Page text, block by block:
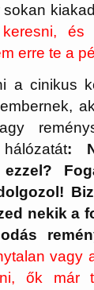
erre te a
a cinikus
:
nekik a
vagy
ők már